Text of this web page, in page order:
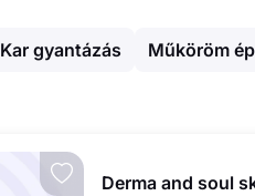
Kar gyantázás Műköröm
Derma and soul